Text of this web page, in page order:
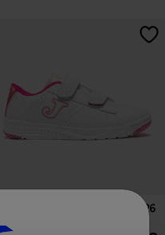
4,3 din 5 evaluări ale clienților
Pantofi Sport Casual W.Play Jr 26